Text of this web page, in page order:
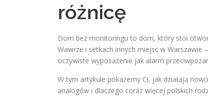
różnicę
Dom bez monitoringu to dom, który stoi
Wawrze i setkach innych miejsc w
oczywiste wyposażenie jak alarm
W tym artykule pokażemy Ci, jak działają
analogów i dlaczego coraz więcej polskich